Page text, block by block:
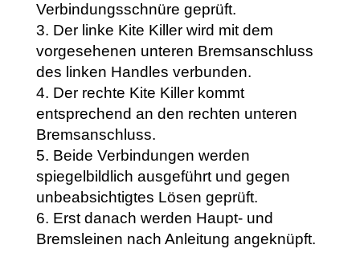
Verbindungsschnüre geprüft.
Der linke Kite Killer wird mit dem
vorgesehenen unteren Bremsanschluss
des linken Handles verbunden.
Der rechte Kite Killer kommt
entsprechend an den rechten unteren
Bremsanschluss.
Beide Verbindungen werden
spiegelbildlich ausgeführt und gegen
unbeabsichtigtes Lösen geprüft.
Erst danach werden Haupt- und
Bremsleinen nach Anleitung angeknüpft.